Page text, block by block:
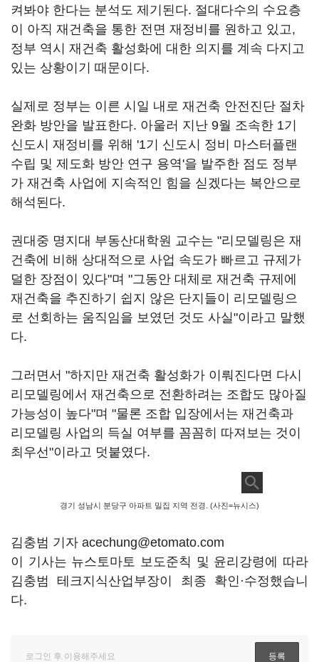
켜봐야 한다는 분석도 제기된다. 절대다수의 수요층
이 아직 재건축을 통한 전면 재정비를 원하고 있고,
정부 역시 재건축 활성화에 대한 의지를 계속 다지고
있는 상황이기 때문이다.
실제로 정부는 이른 시일 내로 재건축 안전진단 절차
완화 방안을 발표한다. 아울러 지난 9월 조속한 1기
신도시 재정비를 위해 '1기 신도시 정비 마스터플랜
수립 및 제도화 방안 연구 용역'을 발주한 점도 정부
가 재건축 사업에 지속적인 힘을 싣겠다는 복안으로
해석된다.
권대중 명지대 부동산대학원 교수는 "리모델링은 재
건축에 비해 상대적으로 사업 속도가 빠르고 규제가
덜한 장점이 있다"며 "그동안 대체로 재건축 규제에
재건축을 추진하기 쉽지 않은 단지들이 리모델링으
로 선회하는 움직임을 보였던 것도 사실"이라고 말했
다.
그러면서 "하지만 재건축 활성화가 이뤄진다면 다시
리모델링에서 재건축으로 전환하려는 조합도 많아질
가능성이 높다"며 "물론 조합 입장에서는 재건축과
리모델링 사업의 득실 여부를 꼼꼼히 따져보는 것이
최우선"이라고 덧붙였다.
경기 성남시 분당구 아파트 밀집 지역 전경. (사진=뉴시스)
김충범 기자 acechung@etomato.com
이 기사는 뉴스토마토 보도준칙 및 윤리강령에 따라
김충범 테크지식산업부장이 최종 확인·수정했습니
다.